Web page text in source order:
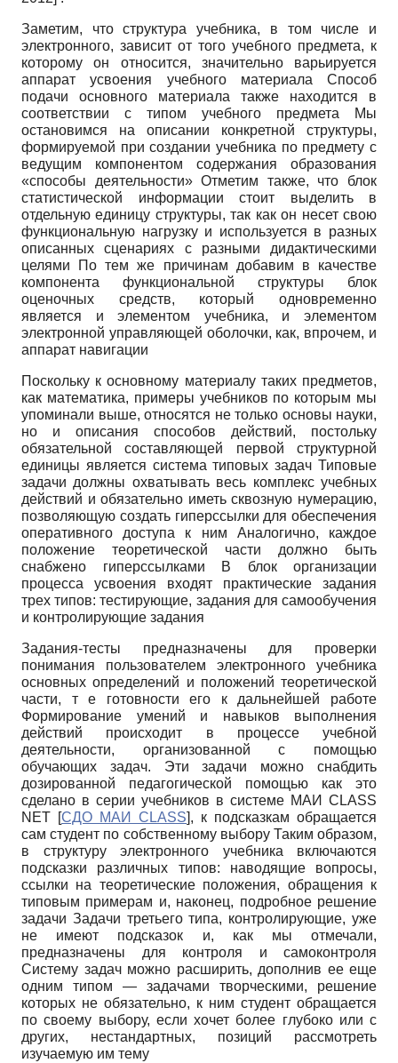
Заметим, что структура учебника, в том числе и
электронного, зависит от того учебного предмета, к
которому он относится, значительно варьируется
аппарат усвоения учебного материала Способ
подачи основного материала также находится в
соответствии с типом учебного предмета Мы
остановимся на описании конкретной структуры,
формируемой при создании учебника по предмету с
ведущим компонентом содержания образования
«способы деятельности» Отметим также, что блок
статистической информации стоит выделить в
отдельную единицу структуры, так как он несет свою
функциональную нагрузку и используется в разных
описанных сценариях с разными дидактическими
целями По тем же причинам добавим в качестве
компонента функциональной структуры блок
оценочных средств, который одновременно
является и элементом учебника, и элементом
электронной управляющей оболочки, как, впрочем, и
аппарат навигации
Поскольку к основному материалу таких предметов,
как математика, примеры учебников по которым мы
упоминали выше, относятся не только основы науки,
но и описания способов действий, постольку
обязательной составляющей первой структурной
единицы является система типовых задач Типовые
задачи должны охватывать весь комплекс учебных
действий и обязательно иметь сквозную нумерацию,
позволяющую создать гиперссылки для обеспечения
оперативного доступа к ним Аналогично, каждое
положение теоретической части должно быть
снабжено гиперссылками В блок организации
процесса усвоения входят практические задания
трех типов: тестирующие, задания для самообучения
и контролирующие задания
Задания-тесты предназначены для проверки
понимания пользователем электронного учебника
основных определений и положений теоретической
части, т е готовности его к дальнейшей работе
Формирование умений и навыков выполнения
действий происходит в процессе учебной
деятельности, организованной с помощью
обучающих задач. Эти задачи можно снабдить
дозированной педагогической помощью как это
сделано в серии учебников в системе МАИ CLASS
NET [СДО МАИ CLASS], к подсказкам обращается
сам студент по собственному выбору Таким образом,
в структуру электронного учебника включаются
подсказки различных типов: наводящие вопросы,
ссылки на теоретические положения, обращения к
типовым примерам и, наконец, подробное решение
задачи Задачи третьего типа, контролирующие, уже
не имеют подсказок и, как мы отмечали,
предназначены для контроля и самоконтроля
Систему задач можно расширить, дополнив ее еще
одним типом — задачами творческими, решение
которых не обязательно, к ним студент обращается
по своему выбору, если хочет более глубоко или с
других, нестандартных, позиций рассмотреть
изучаемую им тему